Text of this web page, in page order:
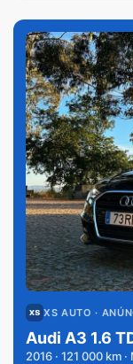
XS AUTO ·
Audi A3 1.6
2016 · 121 000 km ·